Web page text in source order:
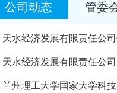
公司动态 管委
天水经济发展有限责任公
天水经济发展有限责任公
兰州理工大学国家大学科